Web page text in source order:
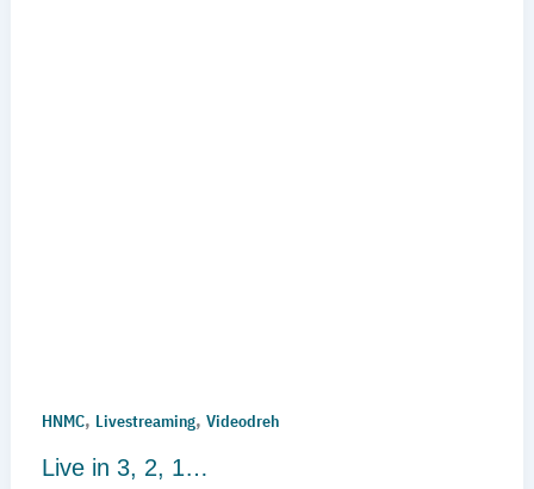
HNMC, Livestreaming, Videodreh
Live in 3, 2, 1…